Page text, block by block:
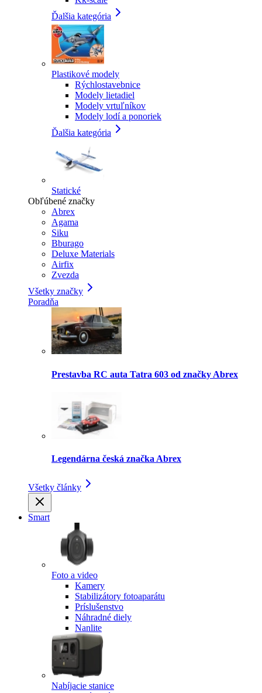
Ďalšia kategória
Plastikové modely
Rýchlostavebnice
Modely lietadiel
Modely vrtuľníkov
Modely lodí a ponoriek
Ďalšia kategória
Statické
Obľúbené značky
Abrex
Agama
Siku
Bburago
Deluxe Materials
Airfix
Zvezda
Všetky značky
Poradňa
Prestavba RC auta Tatra 603 od značky Abrex
Legendárna česká značka Abrex
Všetky články
Smart
Foto a video
Kamery
Stabilizátory fotoaparátu
Príslušenstvo
Náhradné diely
Nanlite
Nabíjacie stanice